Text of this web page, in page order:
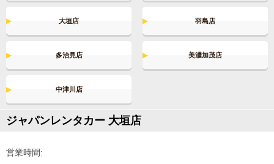
7人乗りアルファードZ対象地域拡大！
2023.12.28～
正社員＆アルバイト募集中！
大垣店 羽島店
多治見店 美濃加茂店
中津川店
ジャパンレンタカー 大垣店
営業時間: